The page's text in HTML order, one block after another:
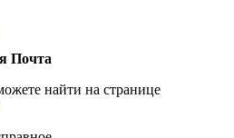
Почта
найти на странице